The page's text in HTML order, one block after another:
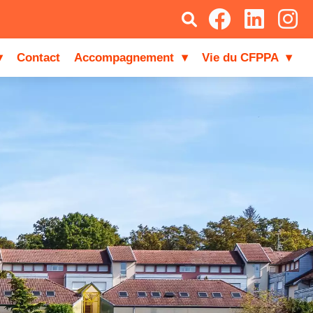
Contact Accompagnement ▾ Vie du CFPPA ▾